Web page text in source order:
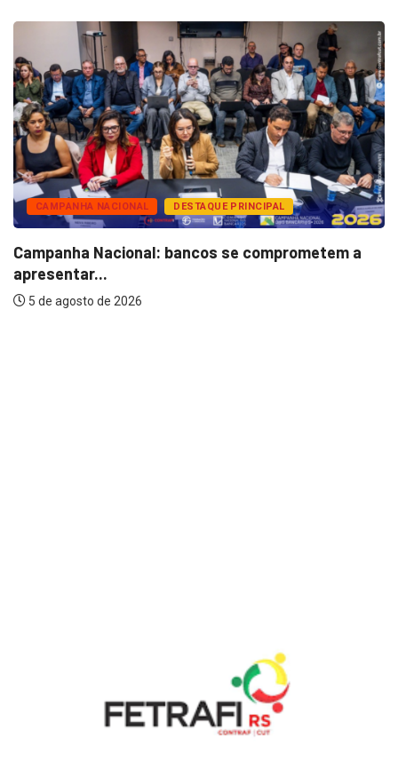
CAMPANHA NACIONAL DESTAQUE PRINCIPAL
Campanha Nacional: bancos se comprometem a
apresentar...
5 de agosto de 2026